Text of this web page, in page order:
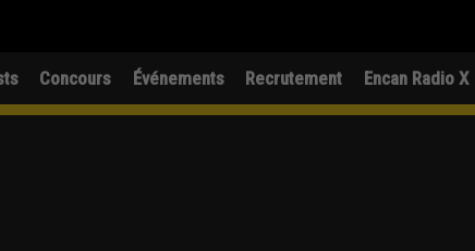
Concours Événements Recrutement Encan Radio X